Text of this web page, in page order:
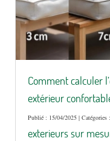
Comment calculer
extérieur
Publié : 15/04/2025 | Catégories :
exterieurs sur